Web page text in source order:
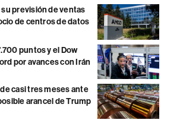
previsión de ventas
de centros de datos
puntos y el Dow
por avances con Irán
casi tres meses ante
arancel de Trump